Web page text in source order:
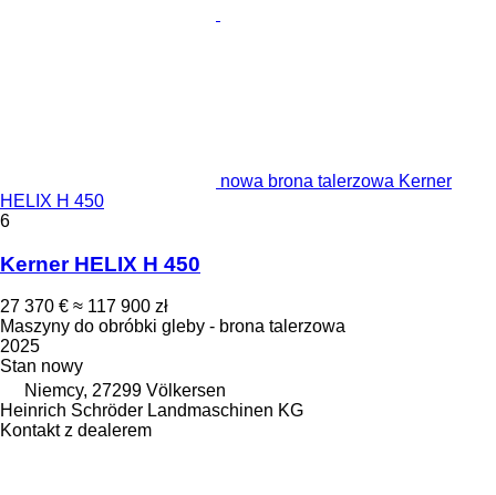
nowa brona talerzowa Kerner
HELIX H 450
6
Kerner HELIX H 450
27 370 € ≈ 117 900 zł
Maszyny do obróbki gleby - brona talerzowa
2025
Stan nowy
Niemcy, 27299 Völkersen
Heinrich Schröder Landmaschinen KG
Kontakt z dealerem